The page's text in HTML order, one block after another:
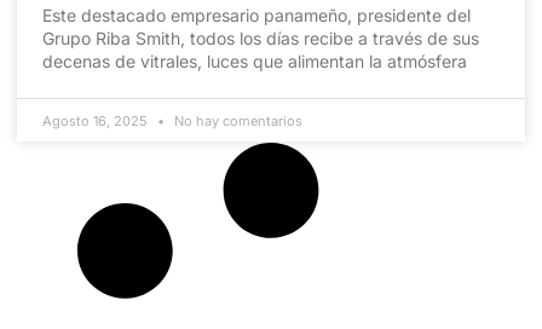
Este destacado empresario panameño, presidente del
Grupo Riba Smith, todos los días recibe a través de sus
decenas de vitrales, luces que alimentan la atmósfera
Agosto 16, 2025 No hay comentarios